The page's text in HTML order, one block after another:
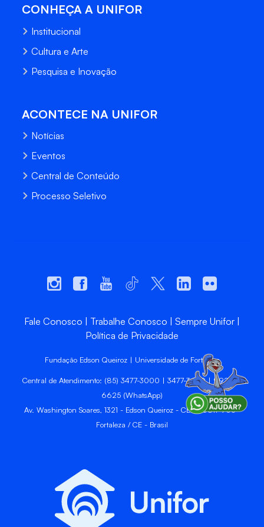
CONHEÇA A UNIFOR
Institucional
Cultura e Arte
Pesquisa e Inovação
ACONTECE NA UNIFOR
Notícias
Eventos
Central de Conteúdo
Processo Seletivo
Fale Conosco Trabalhe Conosco
Sempre Unifor
Política de Privacidade
Fundação Edson Queiroz | Universidade de Fortaleza
Central de Atendimento: (85) 3477-3000 | 3477-3400 | 99246-
6625 (WhatsApp)
Av. Washington Soares, 1321 - Edson Queiroz - CEP 60811-905 -
Fortaleza / CE - Brasil